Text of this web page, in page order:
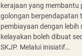
kerajaan yang membantu
golongan berpendapatan
pembiayaan dengan
kelayakan boleh dibuat
SKJP. Melalui inisiatif…